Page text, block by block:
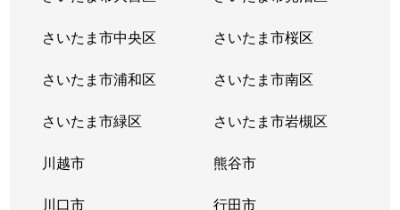
さいたま市中央区 さいたま市桜区
さいたま市浦和区 さいたま市南区
さいたま市緑区 さいたま市岩槻区
川越市 熊谷市
川口市 行田市